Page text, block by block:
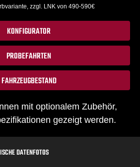
zzgl. LNK von 490-590€
KONFIGURATOR
PROBEFAHRTEN
FAHRZEUGBESTAND
mit optionalem Zubehör,
gezeigt werden.
DATENFOTOS